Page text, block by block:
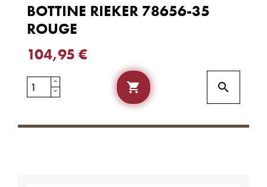
BOTTINE RIEKER 78656-35
ROUGE
104,95 €
 